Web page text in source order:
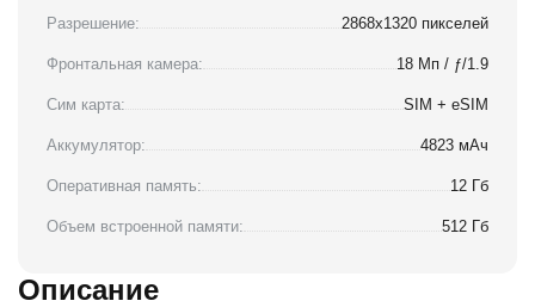
Разрешение: 2868x1320 пикселей
Фронтальная камера: 18 Мп / ƒ/1.9
Сим карта: SIM + eSIM
Аккумулятор: 4823 мАч
Оперативная память: 12 Гб
Объем встроенной памяти: 512 Гб
Описание